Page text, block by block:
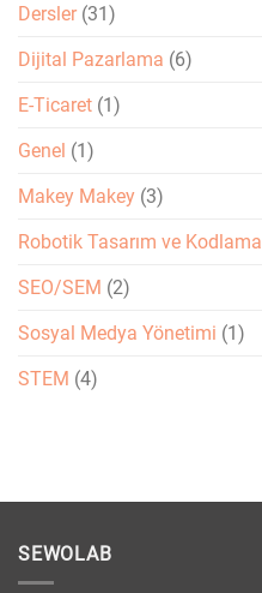
Dersler(31)
Dijital Pazarlama (6)
E-Ticaret (1)
Genel (1)
Makey Makey (3)
Robotik Tasarım ve Kodlama
SEO/SEM (2)
Sosyal Medya Yönetimi (1)
STEM (4)
SEWOLAB